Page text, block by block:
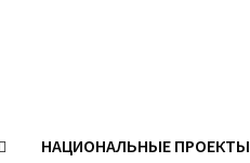
НАЦИОНАЛЬНЫЕ ПРОЕКТЫ